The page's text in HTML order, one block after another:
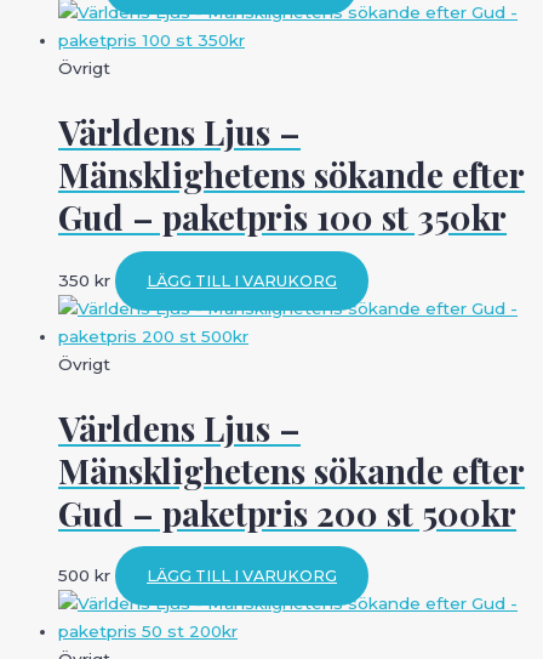
Övrigt
Världens Ljus –
Mänsklighetens sökande efter
Gud – paketpris 100 st 350kr
350 kr LÄGG TILL I VARUKORG
Övrigt
Världens Ljus –
Mänsklighetens sökande efter
Gud – paketpris 200 st 500kr
500 kr LÄGG TILL I VARUKORG